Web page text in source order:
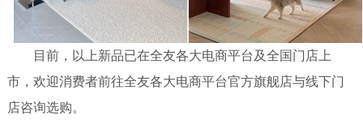
目前，以上新品已在全友各大电商平台及全国门店上
市，欢迎消费者前往全友各大电商平台官方旗舰店与线下门
店咨询选购。